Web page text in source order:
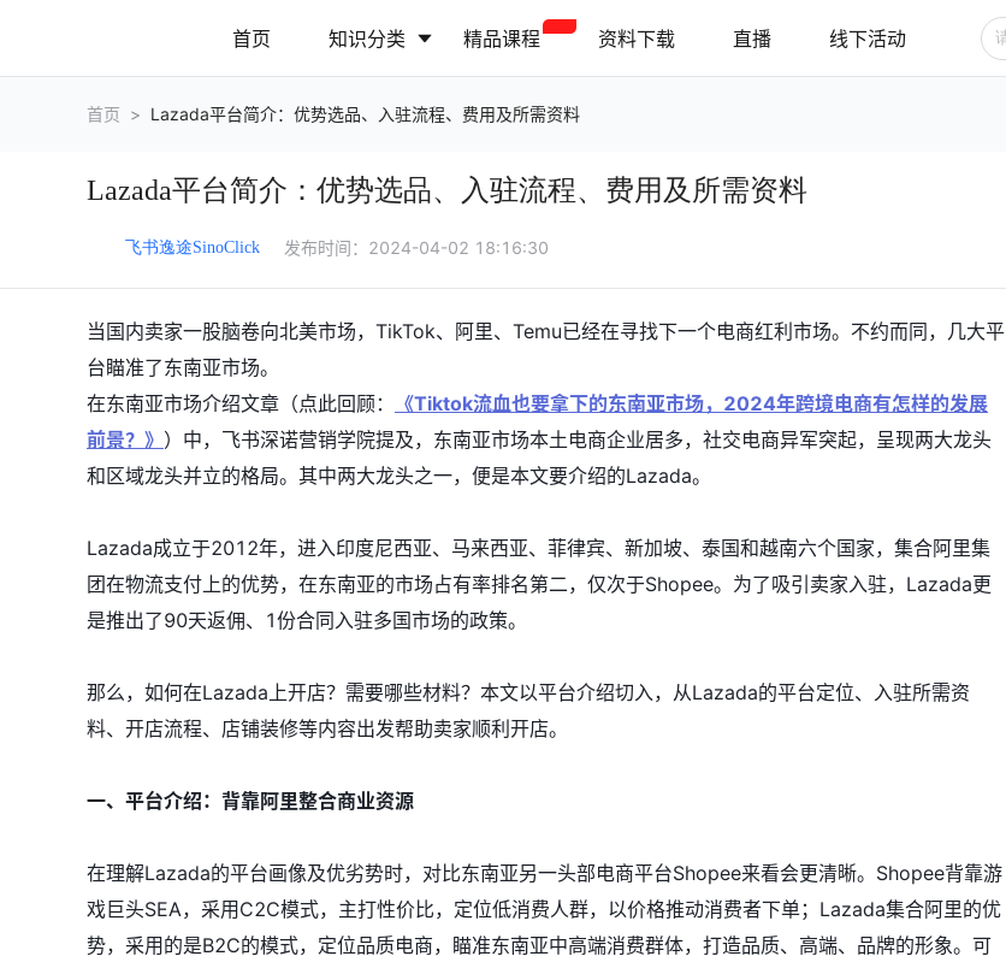
首页 知识分类
营销推广 网站运营
精品课程 资料下载 直播 线下活动
首页 > Lazada平台简介：优势选品、入驻流程、费用及所需资料
Lazada平台简介：优势选品、入驻流程、费用及所需资料
飞书逸途SinoClick 发布时间： 2024-04-02 18:16:30
当国内卖家一股脑卷向北美市场，TikTok、阿里、Temu已经在寻找下一个电商红利市场。不约而同，几大平
台瞄准了东南亚市场。
在东南亚市场介绍文章（点此回顾：
《Tiktok流血也要拿下的东南亚市场，2024年跨境电商有怎样的发展
前景？》 ）中，飞书深诺营销学院提及，东南亚市场本土电商企业居多，社交电商异军突起，呈现两大龙头
和区域龙头并立的格局。其中两大龙头之一，便是本文要介绍的Lazada。
Lazada成立于2012年，进入印度尼西亚、马来西亚、菲律宾、新加坡、泰国和越南六个国家，集合阿里集
团在物流支付上的优势，在东南亚的市场占有率排名第二，仅次于Shopee。为了吸引卖家入驻，Lazada更
是推出了90天返佣、1份合同入驻多国市场的政策。
那么，如何在Lazada上开店？需要哪些材料？本文以平台介绍切入，从Lazada的平台定位、入驻所需资
料、开店流程、店铺装修等内容出发帮助卖家顺利开店。
一、平台介绍：背靠阿里整合商业资源
在理解Lazada的平台画像及优劣势时，对比东南亚另一头部电商平台Shopee来看会更清晰。Shopee背靠游
戏巨头SEA，采用C2C模式，主打性价比，定位低消费人群，以价格推动消费者下单；Lazada集合阿里的优
势，采用的是B2C的模式，定位品质电商，瞄准东南亚中高端消费群体，打造品质、高端、品牌的形象。可